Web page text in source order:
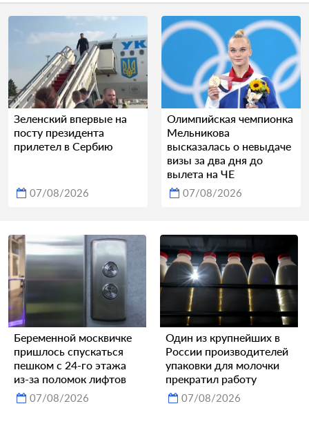
Зеленский впервые на
посту президента
прилетел в Сербию
07/08/2026
Олимпийская чемпионка
Мельникова
высказалась о невыдаче
визы за два дня до
вылета на ЧЕ
07/08/2026
Беременной москвичке
пришлось спускаться
пешком с 24-го этажа
из-за поломок лифтов
07/08/2026
Один из крупнейших в
России производителей
упаковки для молочки
прекратил работу
07/08/2026